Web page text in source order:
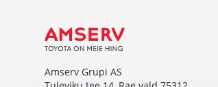
Amserv Grupi AS